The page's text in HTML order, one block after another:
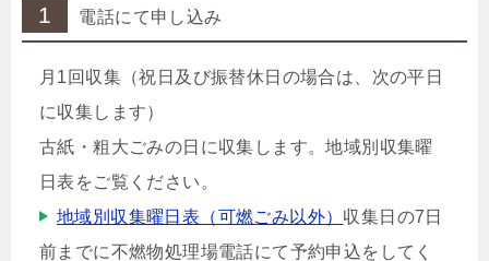
1 電話にて申し込み
月1回収集（祝日及び振替休日の場合は、次の平日
に収集します）
古紙・粗大ごみの日に収集します。地域別収集曜
日表をご覧ください。
地域別収集曜日表（可燃ごみ以外） 収集日の7日
前までに不燃物処理場電話にて予約申込をしてく